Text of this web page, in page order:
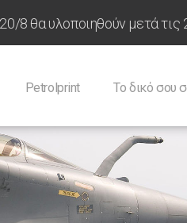
8 θα υλοποιηθούν μετά τις
Petrolprint Tο δικό σου